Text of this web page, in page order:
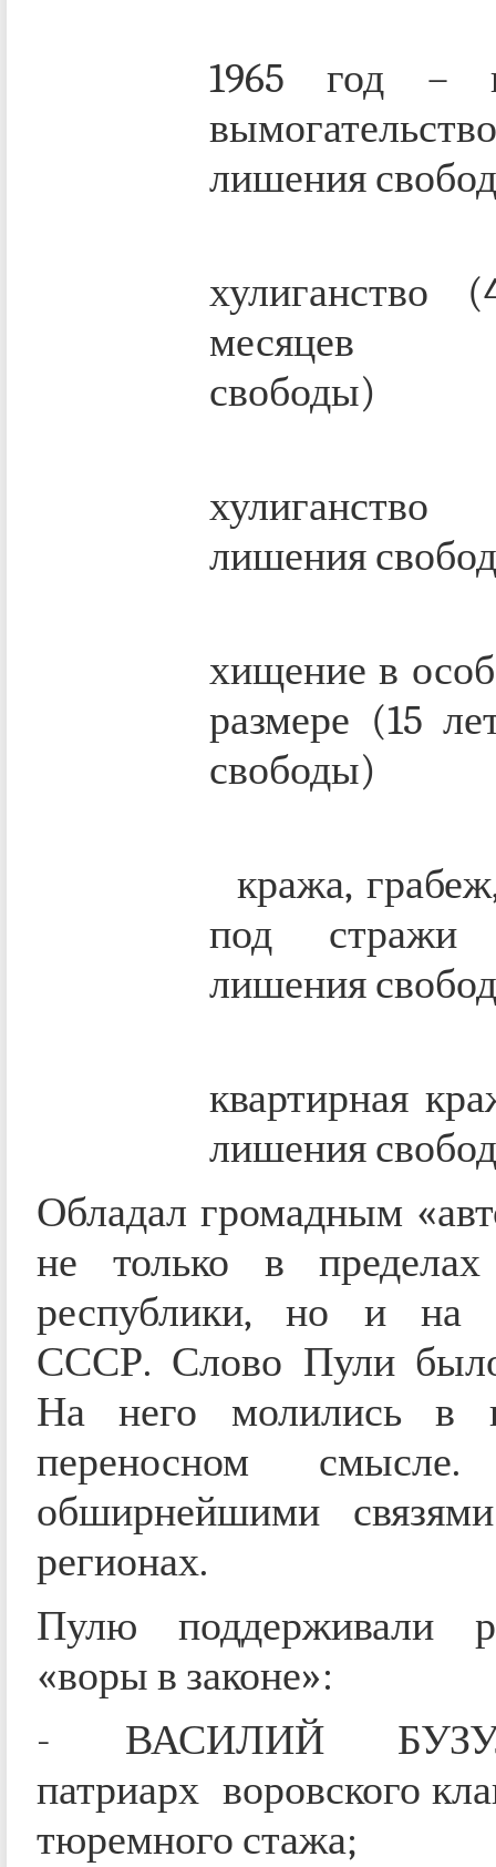
1965 год –
лишения
хулиганство
месяцев
свободы)
лишения
хищение в
размере (15
свободы)
кража,
под
лишения
квартирная
лишения
Обладал громадным
не только в
республики, но и на
СССР. Слово Пули
На него молились в
переносном
обширнейшими
регионах.
Пулю поддерживали
«воры в законе»:
- ВАСИЛИЙ
патриарх воровского
тюремного стажа;